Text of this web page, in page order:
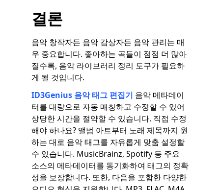
결론
음악 창작자든 음악 감상자든 음악 관리는 매
우 중요합니다. 좋아하는 곡들이 점점 더 많아
질수록, 음악 라이브러리 정리 도구가 필요하
게 될 것입니다.
ID3Genius 음악 태그 편집기 음악 메타데이
터를 대량으로 자동 매칭하고 수정할 수 있어
상당한 시간을 절약할 수 있습니다. 직접 수정
해야 하나요? 앨범 아트부터 노래 제목까지 원
하는 대로 음악 태그를 자유롭게 맞춤 설정할
수 있습니다. MusicBrainz, Spotify 등 주요
소스의 메타데이터를 동기화하여 태그의 정확
성을 보장합니다. 또한, 다음을 포함한 다양한